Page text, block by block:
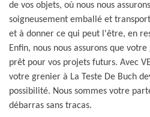
de vos objets, où nous nous
soigneusement emballé et
et à donner ce qui peut l'être, en
Enfin, nous nous assurons que
prêt pour vos projets futurs. Avec
votre grenier à La Teste De Buch
possibilité. Nous sommes votre
débarras sans tracas.